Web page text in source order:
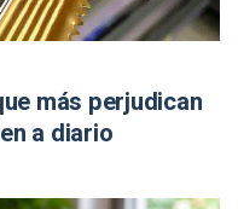
más perjudican
a diario